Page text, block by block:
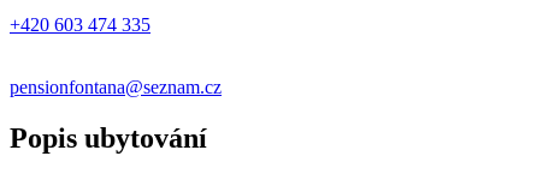
+420 603 474 335
pensionfontana@seznam.cz
Popis ubytování